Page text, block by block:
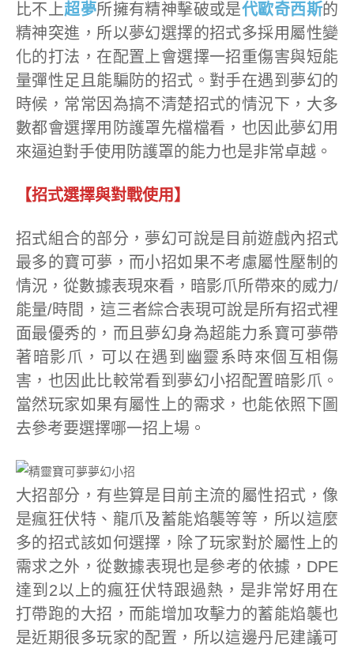
比不上超夢所擁有精神擊破或是代歐奇西斯的
精神突進，所以夢幻選擇的招式多採用屬性變
化的打法，在配置上會選擇一招重傷害與短能
量彈性足且能騙防的招式。對手在遇到夢幻的
時候，常常因為搞不清楚招式的情況下，大多
數都會選擇用防護罩先檔檔看，也因此夢幻用
來逼迫對手使用防護罩的能力也是非常卓越。
【招式選擇與對戰使用】
招式組合的部分，夢幻可說是目前遊戲內招式
最多的寶可夢，而小招如果不考慮屬性壓制的
情況，從數據表現來看，暗影爪所帶來的威力/
能量/時間，這三者綜合表現可說是所有招式裡
面最優秀的，而且夢幻身為超能力系寶可夢帶
著暗影爪，可以在遇到幽靈系時來個互相傷
害，也因此比較常看到夢幻小招配置暗影爪。
當然玩家如果有屬性上的需求，也能依照下圖
去參考要選擇哪一招上場。
大招部分，有些算是目前主流的屬性招式，像
是瘋狂伏特、龍爪及蓄能焰襲等等，所以這麼
多的招式該如何選擇，除了玩家對於屬性上的
需求之外，從數據表現也是參考的依據，DPE
達到2以上的瘋狂伏特跟過熱，是非常好用在
打帶跑的大招，而能增加攻擊力的蓄能焰襲也
是近期很多玩家的配置，所以這邊丹尼建議可